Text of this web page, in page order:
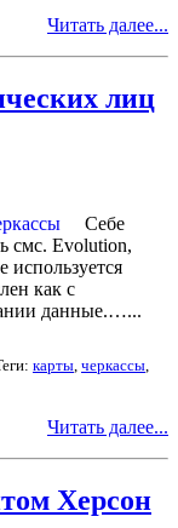
Читать далее...
лиц
Себе
смс. Evolution,
используется
как с
данные.…...
карты черкассы
Читать далее...
Херсон